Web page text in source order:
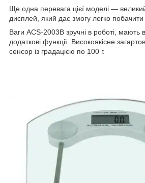
Ще одна перевага цієї моделі —
дисплей, який дає змогу легко побачити
Ваги ACS-2003B зручні в роботі, мають
додаткові функції. Високоякісне
сенсор із градацією по 100 г.